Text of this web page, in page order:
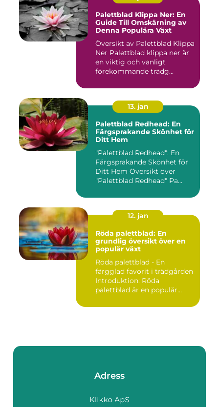
Palettblad Klippa Ner: En
Guide Till Omskärning av
Denna Populära Växt
Översikt av Palettblad Klippa
Ner Palettblad klippa ner är
en viktig och vanligt
förekommande trädg...
13. jan
Palettblad Redhead: En
Färgsprakande Skönhet för
Ditt Hem
"Palettblad Redhead": En
Färgsprakande Skönhet för
Ditt Hem Översikt över
"Palettblad Redhead" Pa...
12. jan
Röda palettblad: En
grundlig översikt över en
populär växt
Röda palettblad - En
färgglad favorit i trädgården
Introduktion: Röda
palettblad är en populär
Adress